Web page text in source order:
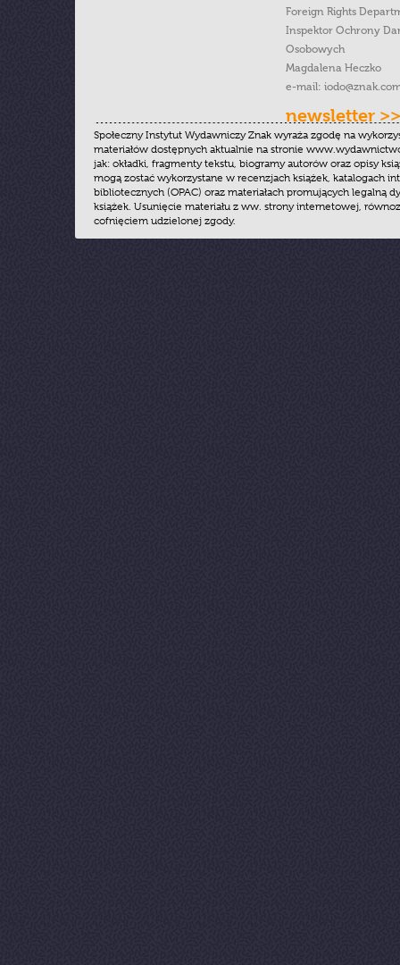
Foreign Rights
Inspektor Ochrony
Osobowych
Magdalena Heczko
e-mail:
newsletter >>
Społeczny Instytut Wydawniczy Znak wyraża zgodę na
materiałów dostępnych aktualnie na stronie
jak: okładki, fragmenty tekstu, biogramy autorów oraz opisy
mogą zostać wykorzystane w recenzjach książek, katalogach
bibliotecznych (OPAC) oraz materiałach promujących legalną
książek. Usunięcie materiału z ww. strony internetowej,
cofnięciem udzielonej zgody.